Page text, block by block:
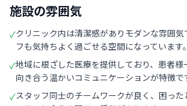
施設の雰囲気
✓クリニック内は清潔感がありモダンな雰囲気
フも気持ちよく過ごせる空間になっています。
✓地域に根ざした医療を提供しており、患者様
向き合う温かいコミュニケーションが特徴で
✓スタッフ同士のチームワークが良く、困っ